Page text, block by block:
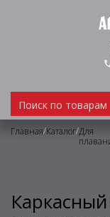
Главная/Каталог/Для